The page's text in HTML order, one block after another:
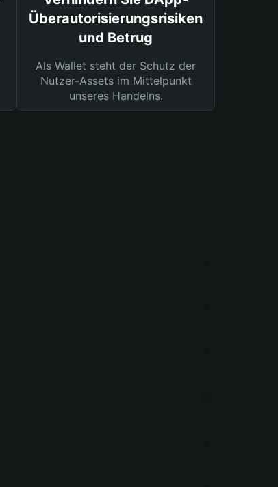
Überautorisierungsrisiken
und Betrug
Als Wallet steht der Schutz der
Nutzer-Assets im Mittelpunkt
unseres Handelns.